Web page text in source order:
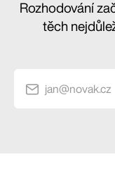
Rozhodování
těch
jan@novak.cz